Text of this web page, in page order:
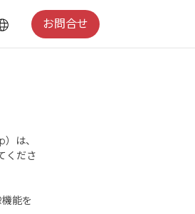
お問合せ
は、
くださ
能を